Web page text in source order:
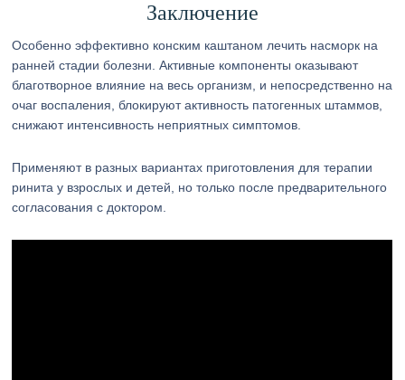
Заключение
Особенно эффективно конским каштаном лечить насморк на
ранней стадии болезни. Активные компоненты оказывают
благотворное влияние на весь организм, и непосредственно на
очаг воспаления, блокируют активность патогенных штаммов,
снижают интенсивность неприятных симптомов.
Применяют в разных вариантах приготовления для терапии
ринита у взрослых и детей, но только после предварительного
согласования с доктором.